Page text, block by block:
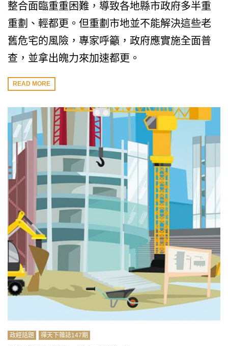
整合面臨重重困難，導致各地縣市政府多半重
重劃、輕都更。但重劃市地並不能解決這些老
舊危宅的風險，專家呼籲，政府應實施全面普
查，並拿出魄力來加速都更。
READ MORE
政經話題 禪天下雜誌147期